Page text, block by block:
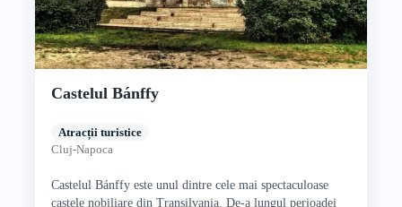
Castelul Bánffy
Atracții turistice
Cluj-Napoca
Castelul Bánffy este unul dintre cele mai spectaculoase
castele nobiliare din Transilvania. De-a lungul perioadei